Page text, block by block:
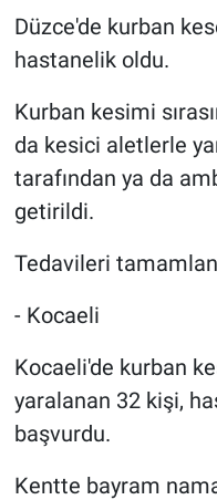
Düzce'de kurban
hastanelik oldu.
Kurban kesimi
da kesici aletlerle
tarafından ya da
getirildi.
Tedavileri
- Kocaeli
Kocaeli'de kurban
yaralanan 32 kişi,
başvurdu.
Kentte bayram
Türkiye'nin
Yerel Gündem
Yerel Yaşam
Canlı Yayın